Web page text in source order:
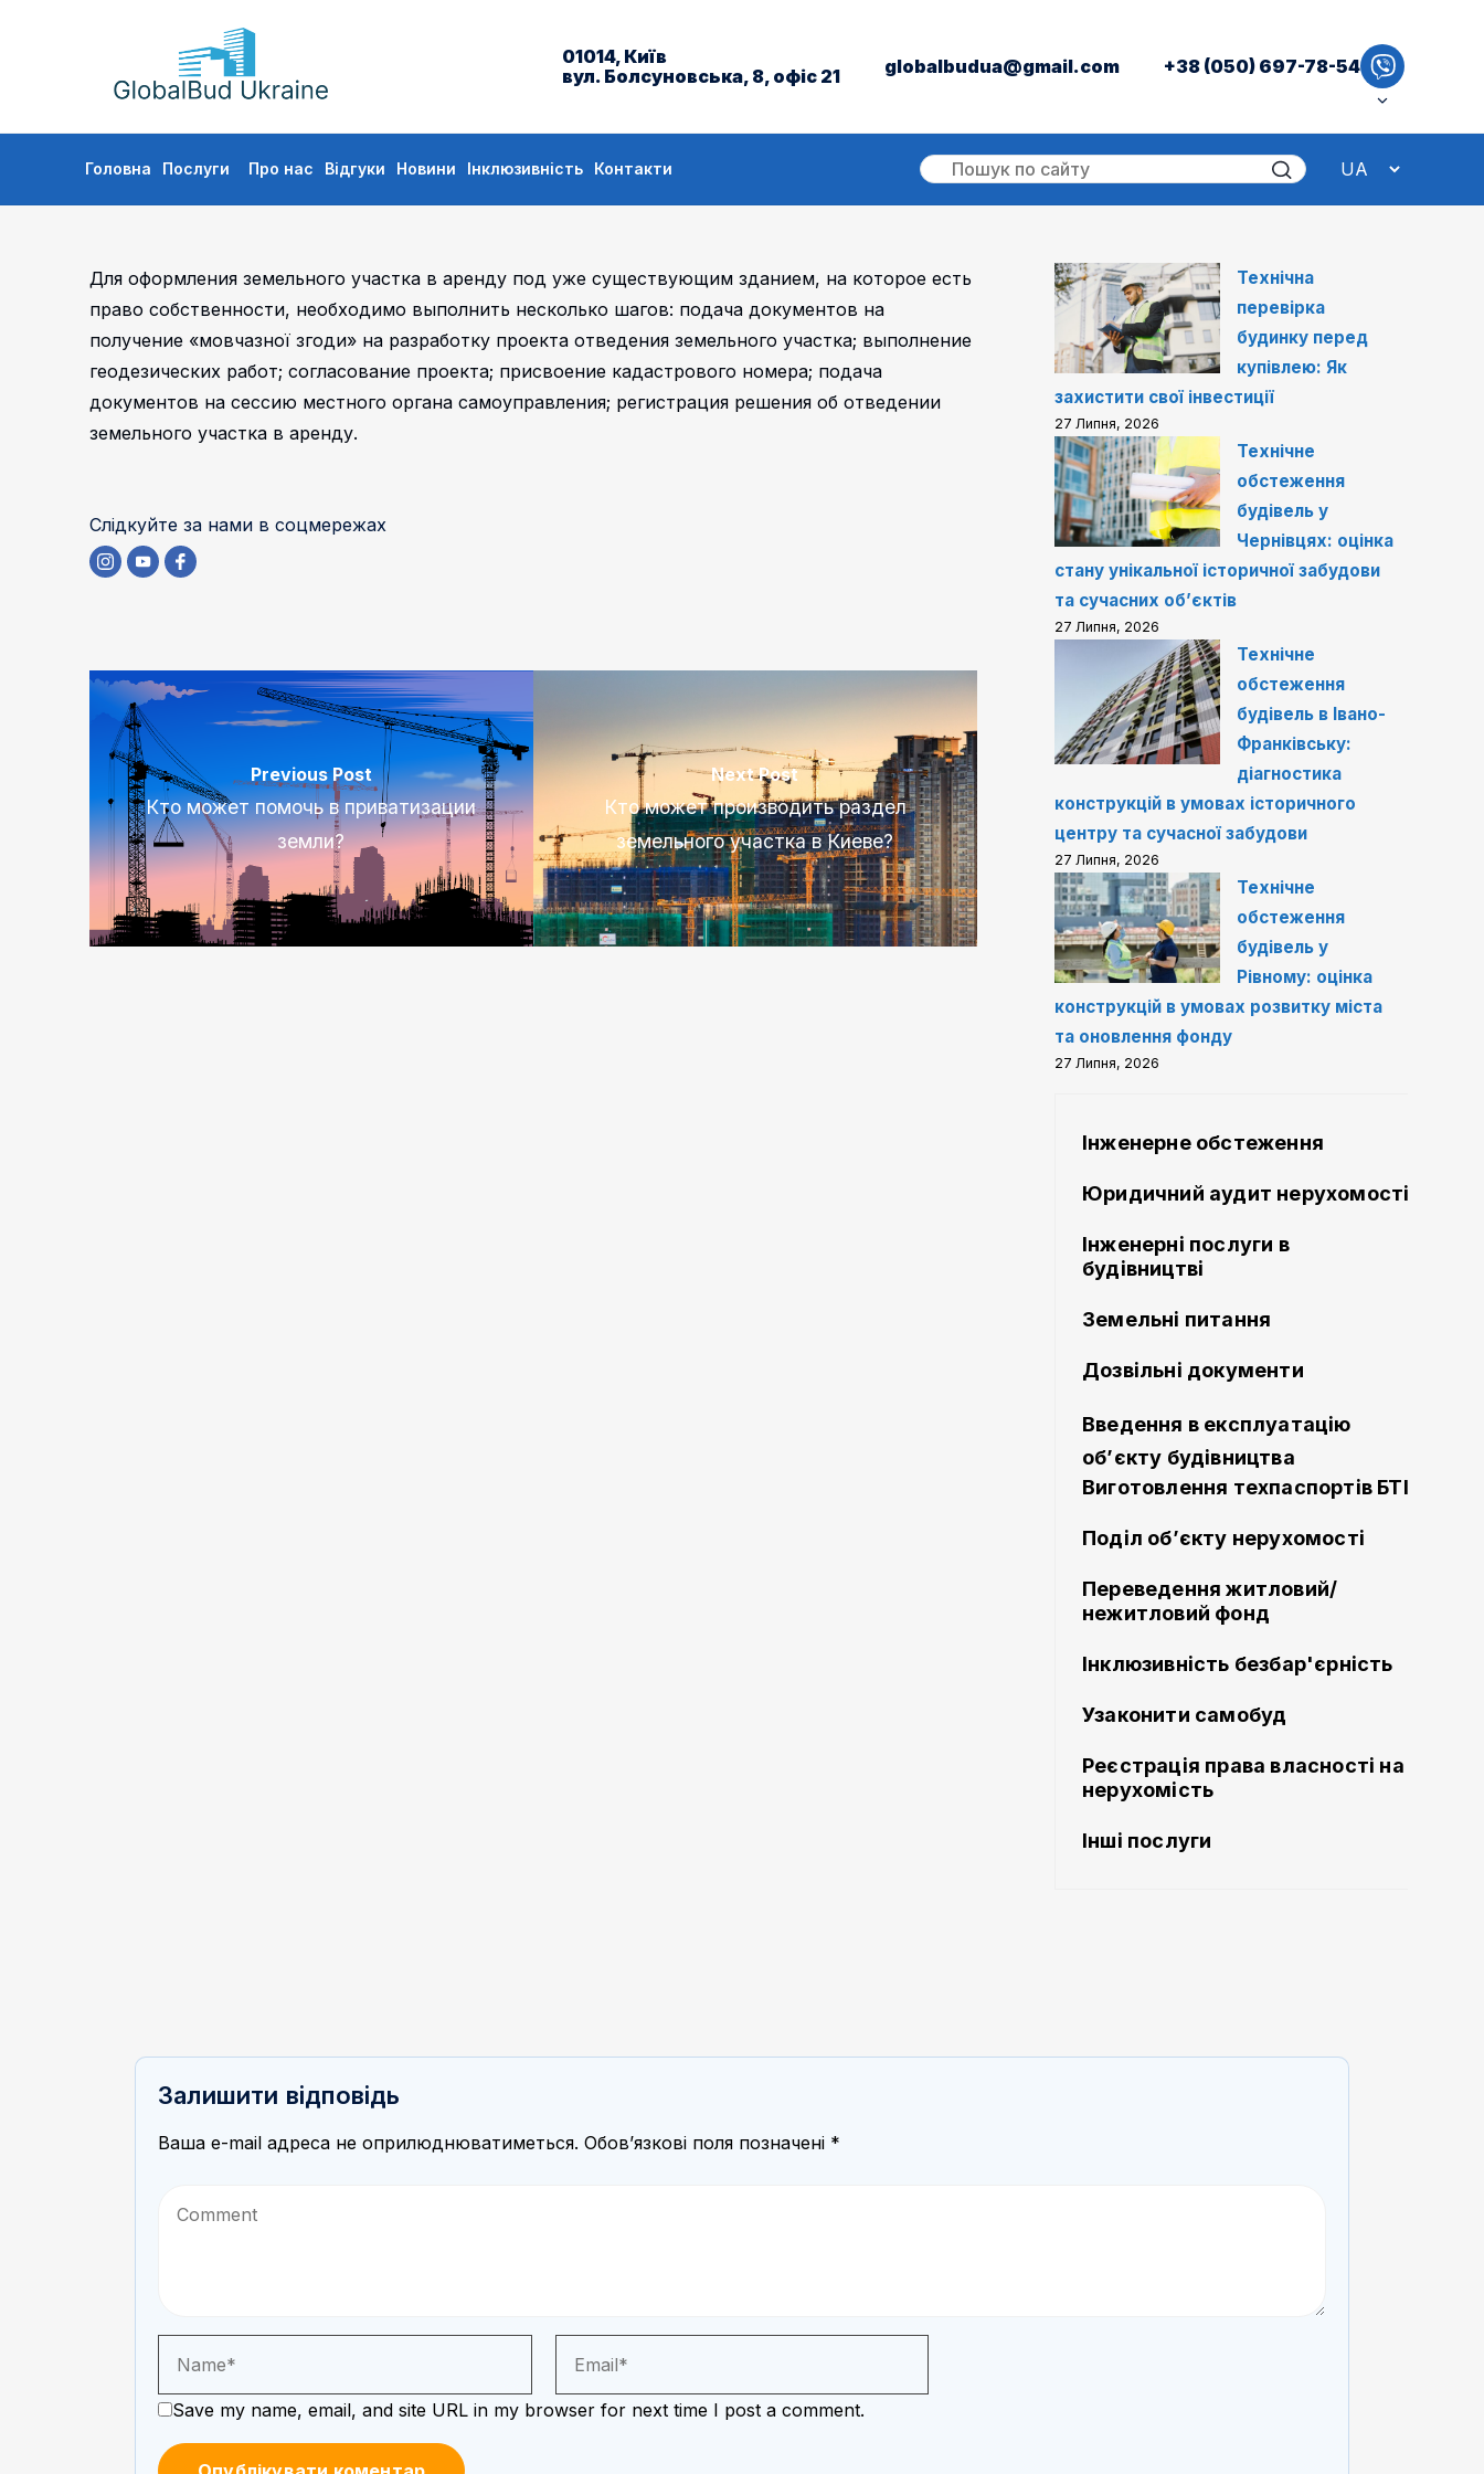
01014, Київ
вул. Болсуновська, 8, офіс 21
globalbudua@gmail.com +38 (050) 697-78-54
Skip
to
Головна Послуги Про нас Відгуки Новини Інклюзивність Контакти
Для оформления земельного участка в аренду под уже существующим зданием, на которое есть
право собственности, необходимо выполнить несколько шагов: подача документов на
получение «мовчазної згоди» на разработку проекта отведения земельного участка; выполнение
геодезических работ; согласование проекта; присвоение кадастрового номера; подача
документов на сессию местного органа самоуправления; регистрация решения об отведении
земельного участка в аренду.
Слідкуйте за нами в соцмережах
Previous Post
Кто может помочь в приватизации
земли?
Next Post
Кто может производить раздел
земельного участка в Киеве?
Технічна
перевірка
будинку перед
купівлею: Як
захистити свої інвестиції
27 Липня, 2026
Технічне
обстеження
будівель у
Чернівцях: оцінка
стану унікальної історичної забудови
та сучасних об’єктів
27 Липня, 2026
Технічне
обстеження
будівель в Івано-
Франківську:
діагностика
конструкцій в умовах історичного
центру та сучасної забудови
27 Липня, 2026
Технічне
обстеження
будівель у
Рівному: оцінка
конструкцій в умовах розвитку міста
та оновлення фонду
27 Липня, 2026
Інженерне обстеження
Юридичний аудит нерухомості
Інженерні послуги в
будівництві
Земельні питання
Дозвільні документи
Введення в експлуатацію
об’єкту будівництва
Виготовлення техпаспортів БТІ
Поділ об’єкту нерухомості
Переведення житловий/
нежитловий фонд
Інклюзивність безбар'єрність
Узаконити самобуд
Реєстрація права власності на
нерухомість
Інші послуги
Залишити відповідь
Ваша e-mail адреса не оприлюднюватиметься. Обов’язкові поля позначені *
Save my name, email, and site URL in my browser for next time I post a comment.